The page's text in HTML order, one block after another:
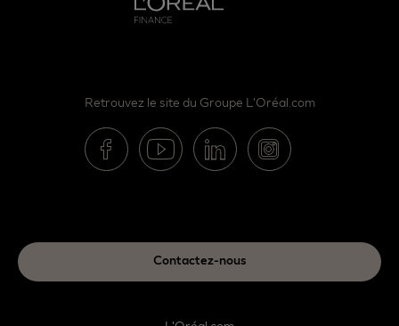
Retrouvez le site du Groupe L'Oréal.com
Contactez-nous